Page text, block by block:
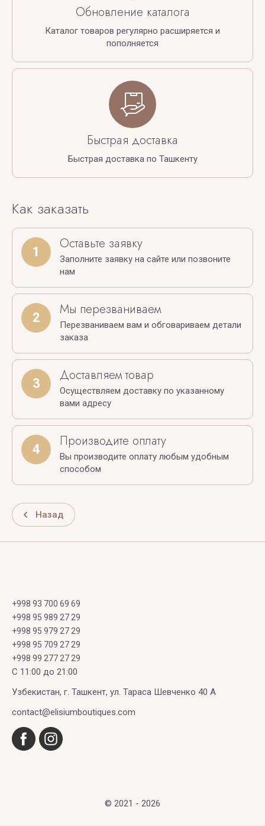
Обновление каталога
Каталог товаров регулярно расширяется и
пополняется
Быстрая доставка
Быстрая доставка по Ташкенту
Как заказать
1 Оставьте заявку
Заполните заявку на сайте или позвоните
нам
2 Мы перезваниваем
Перезваниваем вам и обговариваем детали
заказа
3 Доставляем товар
Осуществляем доставку по указанному
вами адресу
4 Производите оплату
Вы производите оплату любым удобным
способом
Назад
+998 93 700 69 69
+998 95 989 27 29
+998 95 979 27 29
+998 95 709 27 29
+998 99 277 27 29
C 11:00 до 21:00
Узбекистан, г. Ташкент, ул. Тараса Шевченко 40 А
contact@elisiumboutiques.com
© 2021 - 2026